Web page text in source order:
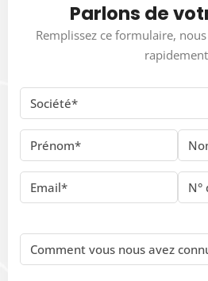
Parlons de
Remplissez ce formulaire,